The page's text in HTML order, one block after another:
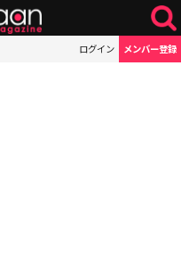
ログイン メンバー登録